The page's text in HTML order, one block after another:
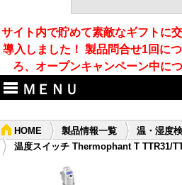
サイト内で貯めて素敵なギフトに
導入しました！ 製品問合せ1回に
ろ、オープンキャンペーン中に
ＭＥＮＵ
HOME 製品情報一覧 温・湿度
温度スイッチ Thermophant T TTR31/